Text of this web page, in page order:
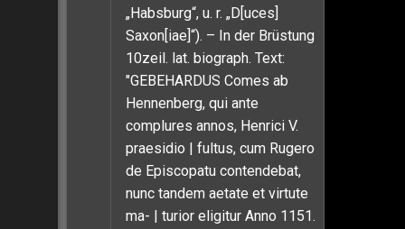
„Habsburg“, u. r. „D[uces]
Saxon[iae]“). – In der Brüstung
10zeil. lat. biograph. Text:
"GEBEHARDUS Comes ab
Hennenberg, qui ante
complures annos, Henrici V.
praesidio | fultus, cum Rugero
de Episcopatu contendebat,
nunc tandem aetate et virtute
ma- | turior eligitur Anno 1151.